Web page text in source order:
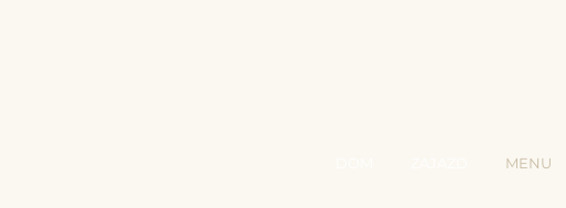
MENU